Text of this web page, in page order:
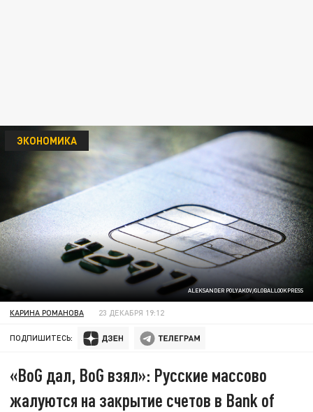
ALEKSANDER POLYAKOV/GLOBALLOOKPRESS
ЭКОНОМИКА
КАРИНА РОМАНОВА 23 ДЕКАБРЯ 19:12
ПОДПИШИТЕСЬ:
«BoG дал, BoG взял»: Русские массово
жалуются на закрытие счетов в Bank of